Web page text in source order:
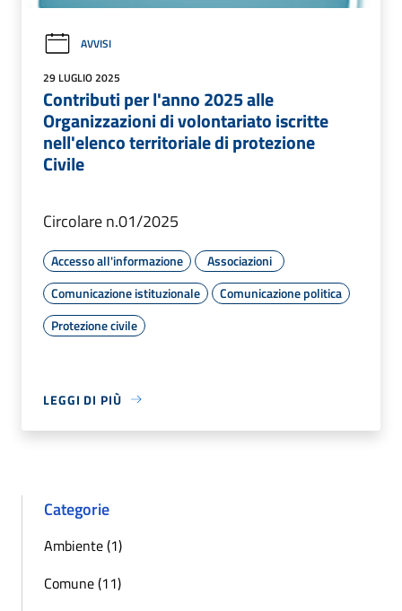
AVVISI
29 LUGLIO 2025
Contributi per l'anno 2025 alle
Organizzazioni di volontariato iscritte
nell'elenco territoriale di protezione
Civile
Circolare n.01/2025
Accesso all'informazione
Associazioni
Comunicazione istituzionale
Comunicazione politica
Protezione civile
LEGGI DI PIÙ
Categorie
Ambiente (1)
Comune (11)